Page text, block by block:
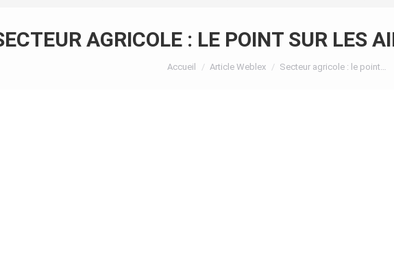
AGRICOLE : LE POINT SUR LES
Vous êtes ici :
Accueil Article Weblex Secteur agricole : le point…